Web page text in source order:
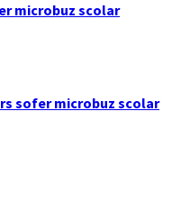
microbuz scolar
sofer microbuz scolar